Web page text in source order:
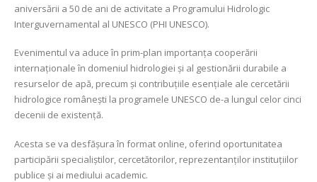
aniversării a 50 de ani de activitate a Programului Hidrologic
Interguvernamental al UNESCO (PHI UNESCO).
Evenimentul va aduce în prim-plan importanța cooperării
internaționale în domeniul hidrologiei și al gestionării durabile a
resurselor de apă, precum și contribuțiile esențiale ale cercetării
hidrologice românești la programele UNESCO de-a lungul celor cinci
decenii de existență.
Acesta se va desfășura în format online, oferind oportunitatea
participării specialiștilor, cercetătorilor, reprezentanților instituțiilor
publice și ai mediului academic.